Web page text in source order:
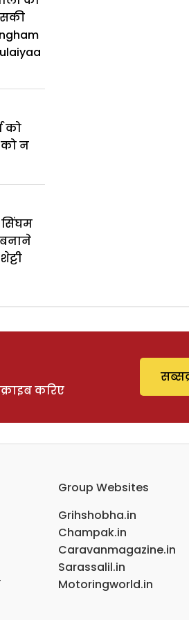
सकी
को
न
सिंघम
करिए
Group Websites
Grihshobha.in
Champak.in
Caravanmagazine.in
Sarassalil.in
Motoringworld.in